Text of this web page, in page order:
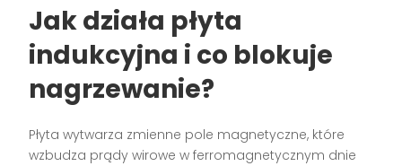
Jak działa płyta
indukcyjna i co blokuje
nagrzewanie?
Płyta wytwarza zmienne pole magnetyczne, które
wzbudza prądy wirowe w ferromagnetycznym dnie